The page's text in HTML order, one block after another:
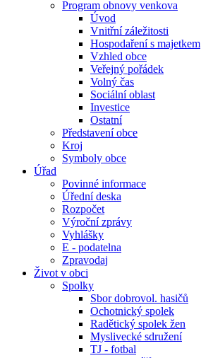
Program obnovy venkova
Úvod
Vnitřní záležitosti
Hospodaření s majetkem
Vzhled obce
Veřejný pořádek
Volný čas
Sociální oblast
Investice
Ostatní
Představení obce
Kroj
Symboly obce
Úřad
Povinné informace
Úřední deska
Rozpočet
Výroční zprávy
Vyhlášky
E - podatelna
Zpravodaj
Život v obci
Spolky
Sbor dobrovol. hasičů
Ochotnický spolek
Radětický spolek žen
Myslivecké sdružení
TJ - fotbal